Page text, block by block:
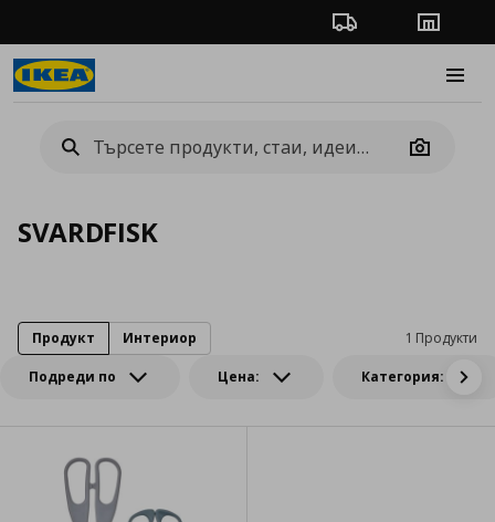
Проследяване на
Camera
SVARDFISK
Подреди по Цена: Категория:
1 Продукти
Продукт Интериор